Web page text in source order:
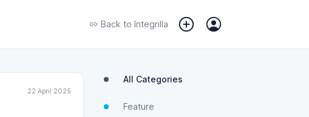
Back to Integrilla
22 April 2025
All Categories
Feature